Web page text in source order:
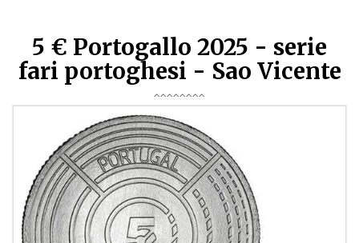
5 € Portogallo 2025 - serie
fari portoghesi - Sao Vicente